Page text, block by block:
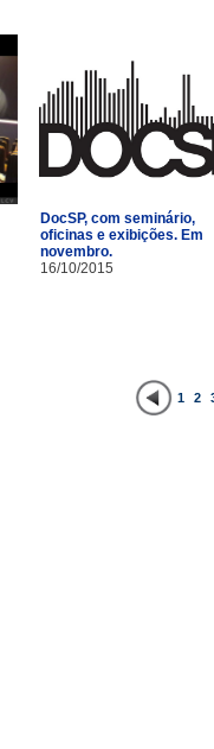
DocSP, com seminário,
oficinas e exibições. Em
novembro.
16/10/2015
1 2